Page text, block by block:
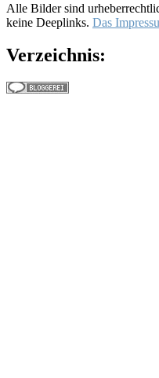
Alle Bilder sind
keine Deeplinks. Das
Verzeichnis: